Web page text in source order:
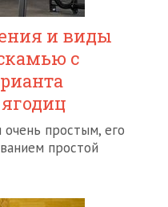
и виды
с
очень простым, его
простой